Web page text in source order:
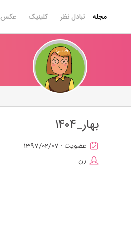
مجله تبادل نظر کلینیک عکس
بهار_١٤٠٤
عضویت : 1397/02/07
زن